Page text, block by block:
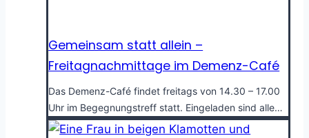
Gemeinsam statt allein –
Freitagnachmittage im Demenz-Café
Das Demenz-Café findet freitags von 14.30 – 17.00
Uhr im Begegnungstreff statt. Eingeladen sind alle…